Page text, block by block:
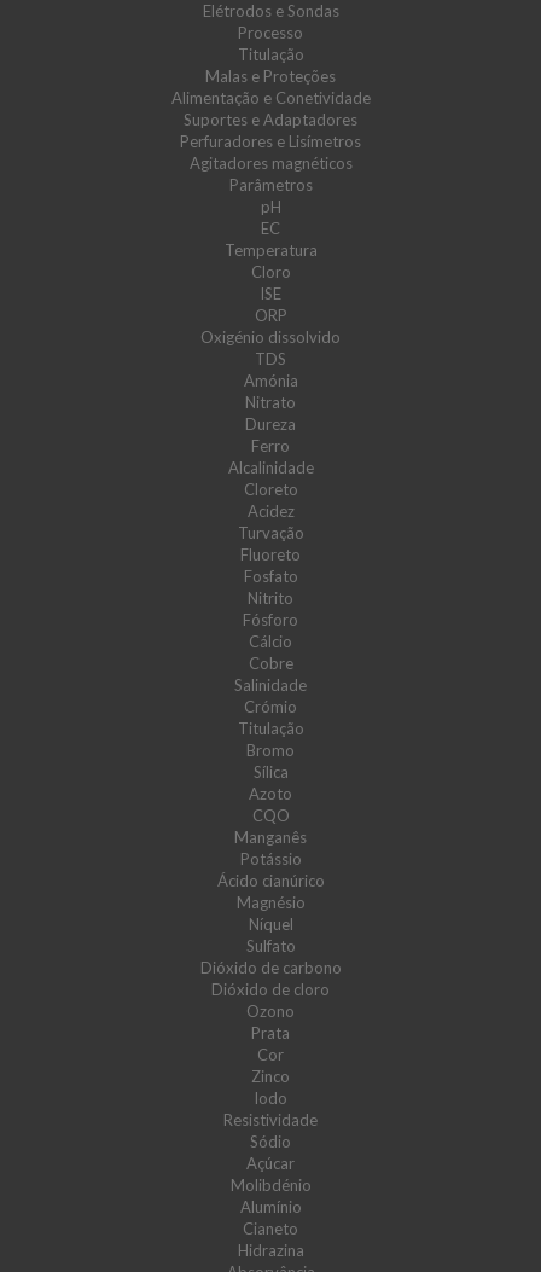
Elétrodos e Sondas
Processo
Titulação
Malas e Proteções
Alimentação e Conetividade
Suportes e Adaptadores
Perfuradores e Lisímetros
Agitadores magnéticos
Parâmetros
pH
EC
Temperatura
Cloro
ISE
ORP
Oxigénio dissolvido
TDS
Amónia
Nitrato
Dureza
Ferro
Alcalinidade
Cloreto
Acidez
Turvação
Fluoreto
Fosfato
Nitrito
Fósforo
Cálcio
Cobre
Salinidade
Crómio
Titulação
Bromo
Sílica
Azoto
CQO
Manganês
Potássio
Ácido cianúrico
Magnésio
Níquel
Sulfato
Dióxido de carbono
Dióxido de cloro
Ozono
Prata
Cor
Zinco
Iodo
Resistividade
Sódio
Açúcar
Molibdénio
Alumínio
Cianeto
Hidrazina